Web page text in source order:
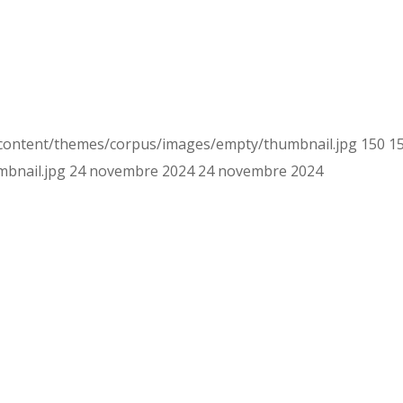
themes/corpus/images/empty/thumbnail.jpg 150
24 novembre 2024 24 novembre 2024